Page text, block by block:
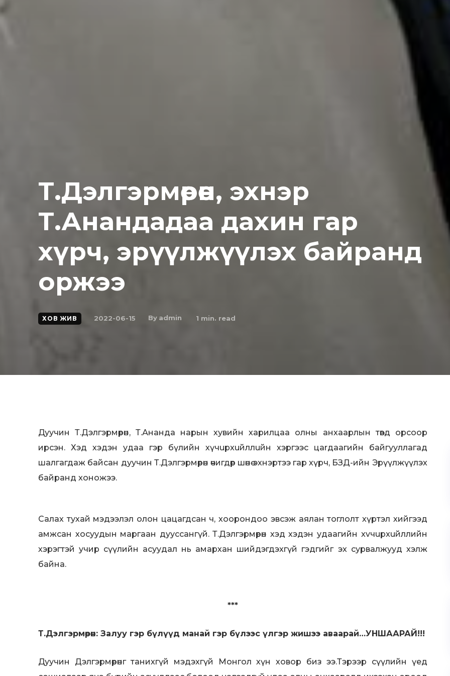
Т.Дэлгэрмөрөн, эхнэр
Т.Анандадаа дахин гap
хүрч, эрүүлжүүлэх байранд
оржээ
ХОВ ЖИВ 2022-06-15 By admin 1 min. read
Дуучин Т.Дэлгэрмөрөн, Т.Ананда нарын хувийн харилцаа олны анхаарлын төвд орсоор
ирсэн. Хэд хэдэн удаа гэр бүлийн хүчupxuйллuйн хэргээс цarдаагийн байгууллагад
шалгагдаж байсан дуучин Т.Дэлгэрмөрөн өчигдөр шөнө эхнэртээ гар хүрч, БЗД-ийн Эрүүлжүүлэх
байранд xoножээ.
Салах тухай мэдээлэл олон цацагдсан ч, хоорондоо эвсэж аялан тоглолт хүртэл хийгээд
амжсан хосуудын маргаан дууссангүй. Т.Дэлгэрмөрөн хэд хэдэн удаагийн xvчupxuйллийн
хэрэгтэй учир сүүлийн асуудал нь амархан шийдэгдэхгүй гэдгийг эх сурвалжууд хэлж
байна.
***
Т.Дэлгэрмөрөн: Залуу гэр бүлүүд манай гэр бүлээс үлгэр жишээ аваарай…УНШААРАЙ!!!
Дуучин Дэлгэрмөрөнг танихгүй мэдэхгүй Монгол хүн ховор биз ээ.Тэрээр сүүлийн үед